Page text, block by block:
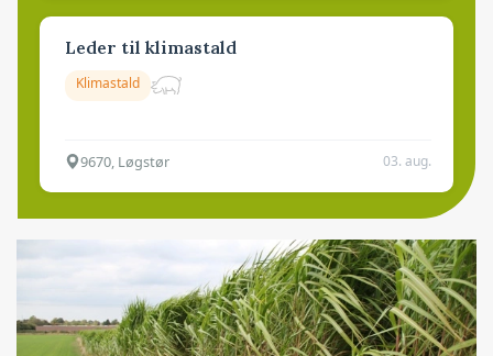
Leder til klimastald
Klimastald
9670, Løgstør 03. aug.